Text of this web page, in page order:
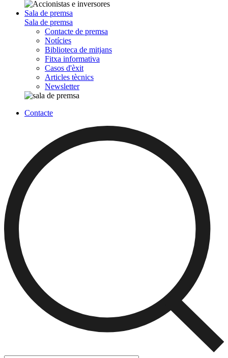
Sala de premsa
Sala de premsa
Contacte de premsa
Notícies
Biblioteca de mitjans
Fitxa informativa
Casos d'èxit
Articles tècnics
Newsletter
Contacte